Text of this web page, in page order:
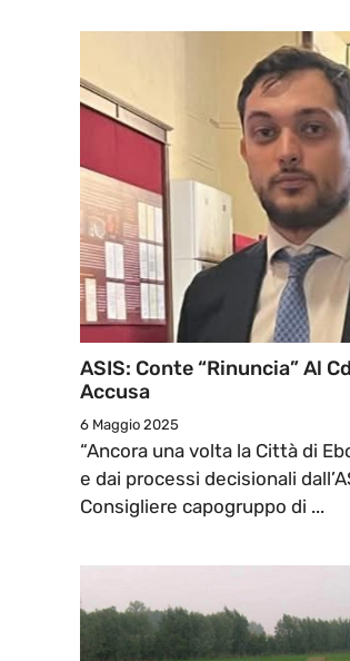
ASIS: Conte “rinuncia” Al
Accusa
6 Maggio 2025
“Ancora una volta la Città di
e dai processi decisionali
Consigliere capogruppo di ...